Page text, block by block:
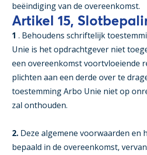
beëindiging van de overeenkomst.
Artikel 15,
1 . Behoudens schriftelijk
Unie is het opdrachtgever niet
een overeenkomst voortvloeiende
plichten aan een derde over te
toestemming Arbo Unie niet op
zal onthouden.
2. Deze algemene voorwaarden en
bepaald in de overeenkomst,